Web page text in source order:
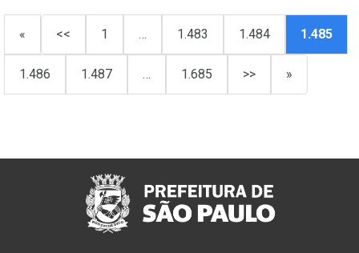
« << 1 … 1.483 1.484 1.485
1.486 1.487 … 1.685 >> »